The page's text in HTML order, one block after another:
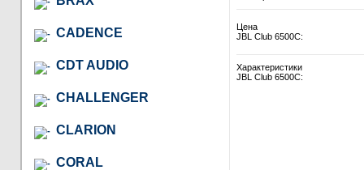
CADENCE
CDT AUDIO
CHALLENGER
CLARION
CORAL
Цена
JBL Club 6500C:
Характеристики
JBL Club 6500C: